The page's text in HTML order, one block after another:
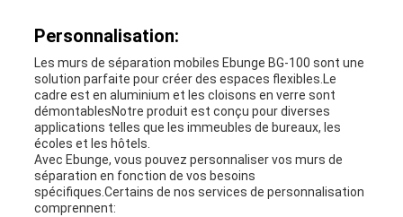
Personnalisation:
Les murs de séparation mobiles Ebunge BG-100 sont une
solution parfaite pour créer des espaces flexibles.Le
cadre est en aluminium et les cloisons en verre sont
démontablesNotre produit est conçu pour diverses
applications telles que les immeubles de bureaux, les
écoles et les hôtels.
Avec Ebunge, vous pouvez personnaliser vos murs de
séparation en fonction de vos besoins
spécifiques.Certains de nos services de personnalisation
comprennent: